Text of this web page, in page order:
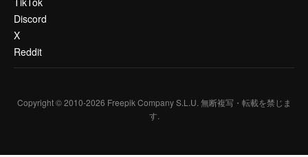
Discord
X
Reddit
Copyright © 2010-2026 Freepik Company S.L.U. 無断複写・転載を禁じま
す.